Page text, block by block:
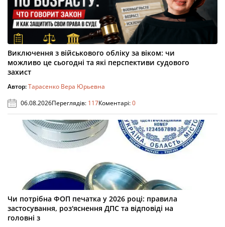
Виключення з військового обліку за віком: чи
можливо це сьогодні та які перспективи судового
захист
Автор:Тарасенко Вера Юрьевна
06.08.2026Переглядів: 117Коментарі:0
Чи потрібна ФОП печатка у 2026 році: правила
застосування, роз'яснення ДПС та відповіді на
головні з